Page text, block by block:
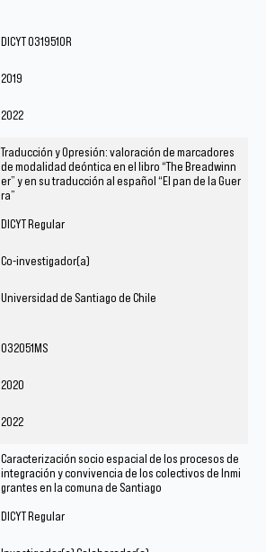
DICYT 031951OR
2019
2022
Traducción y Opresión: valoración de marcadores
de modalidad deóntica en el libro “The Breadwinn
er” y en su traducción al español “El pan de la Guer
ra”
DICYT Regular
Co-investigador(a)
Universidad de Santiago de Chile
032051MS
2020
2022
Caracterización socio espacial de los procesos de
integración y convivencia de los colectivos de Inmi
grantes en la comuna de Santiago
DICYT Regular